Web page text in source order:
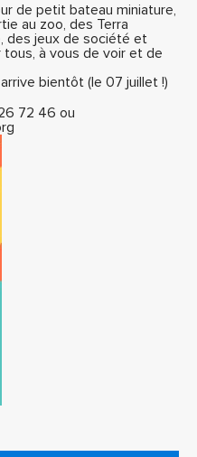
de petit bateau miniature,
au zoo, des Terra
des jeux de société et
à vous de voir et de
bientôt (le 07 juillet !)
72 46 ou